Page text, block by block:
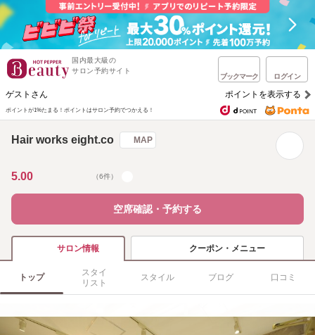
国内最大級の
サロン予約サイト
ブックマーク ログイン
ゲストさん ポイントを表示する
ポイントが1%たまる！ ポイントはサロン予約でつかえる！
Hair works eight.co MAP
5.00 （6件）
空席確認・予約する
サロン情報 クーポン・メニュー
トップ
スタイ
リスト
スタイル ブログ 口コミ